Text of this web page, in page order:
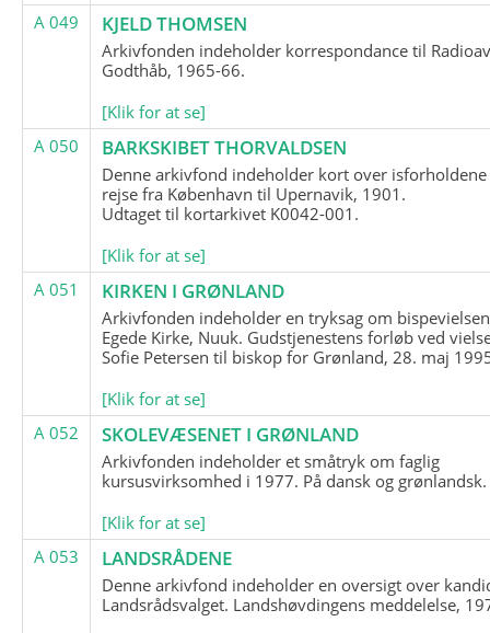
A 049
KJELD THOMSEN
Arkivfonden indeholder korrespondance til
Godthåb, 1965-66.
[Klik for at se]
A 050
BARKSKIBET THORVALDSEN
Denne arkivfond indeholder kort over
rejse fra København til Upernavik, 1901.
Udtaget til kortarkivet K0042-001.
[Klik for at se]
A 051
KIRKEN I GRØNLAND
Arkivfonden indeholder en tryksag om
Egede Kirke, Nuuk. Gudstjenestens forløb ved
Sofie Petersen til biskop for Grønland, 28. maj
[Klik for at se]
A 052
SKOLEVÆSENET I GRØNLAND
Arkivfonden indeholder et småtryk om faglig
kursusvirksomhed i 1977. På dansk og grønlandsk.
[Klik for at se]
A 053
LANDSRÅDENE
Denne arkivfond indeholder en oversigt over
Landsrådsvalget. Landshøvdingens meddelelse,